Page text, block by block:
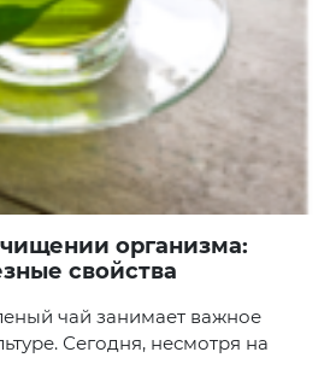
свойства
чай занимает важное
Сегодня, несмотря на